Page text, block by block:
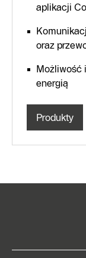
aplikacji
oraz
Możliwość
energią
Produkty